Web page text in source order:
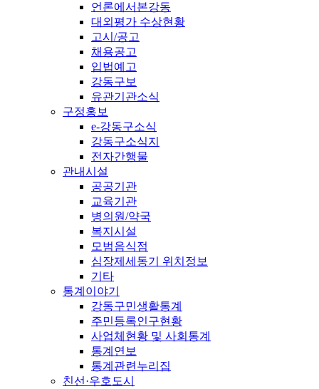
언론에서본강동
대외평가 수상현황
고시/공고
채용공고
입법예고
강동구보
유관기관소식
구정홍보
e-강동구소식
강동구소식지
전자간행물
관내시설
공공기관
교육기관
병의원/약국
복지시설
모범음식점
심장제세동기 위치정보
기타
통계이야기
강동구민생활통계
주민등록인구현황
사업체현황 및 사회통계
통계연보
통계관련누리집
친선·우호도시